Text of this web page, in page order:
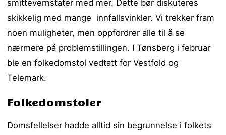
smittevernstater med mer. Dette bør diskuteres
skikkelig med mange innfallsvinkler. Vi trekker fram
noen muligheter, men oppfordrer alle til å se
nærmere på problemstillingen. I Tønsberg i februar
ble en folkedomstol vedtatt for Vestfold og
Telemark.
Folkedomstoler
Domsfellelser hadde alltid sin begrunnelse i folkets